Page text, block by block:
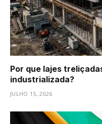
Por que lajes
industrializada?
JULHO 15, 2026